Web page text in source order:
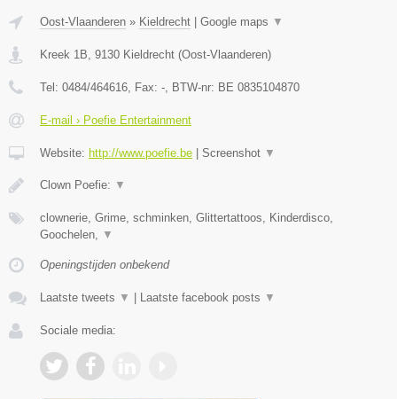
Oost-Vlaanderen » Kieldrecht Google maps ▼
Kreek 1B, 9130 Kieldrecht (Oost-Vlaanderen)
Tel: 0484/464616, Fax: -, BTW-nr: BE 0835104870
E-mail › Poefie Entertainment
Website: http://www.poefie.be Screenshot ▼
Clown Poefie: ▼
clownerie, Grime, schminken, Glittertattoos, Kinderdisco,
Goochelen, ▼
Openingstijden onbekend
Laatste tweets ▼ Laatste facebook posts ▼
Sociale media: